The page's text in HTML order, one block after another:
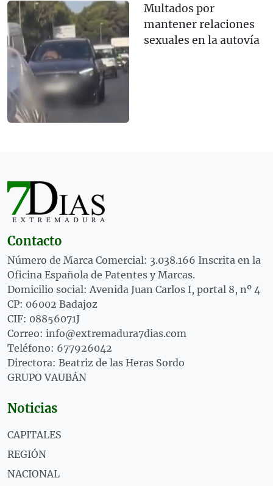
Multados por
mantener relaciones
sexuales en la autovía
Contacto
Número de Marca Comercial: 3.038.166 Inscrita en la
Oficina Española de Patentes y Marcas.
Domicilio social: Avenida Juan Carlos I, portal 8, nº 4
CP: 06002 Badajoz
CIF: 08856071J
Correo: info@extremadura7dias.com
Teléfono: 677926042
Directora: Beatriz de las Heras Sordo
GRUPO VAUBÁN
Noticias
CAPITALES
REGIÓN
NACIONAL